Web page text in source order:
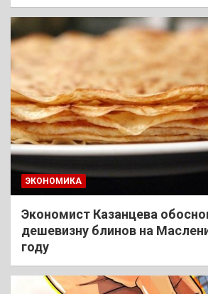
ЭКОНОМИКА
Экономист Казанцева
дешевизну блинов на
году